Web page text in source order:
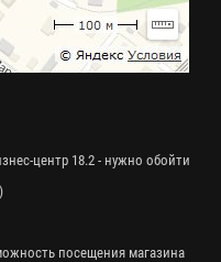
центр 18.2 - нужно обойти
посещения магазина